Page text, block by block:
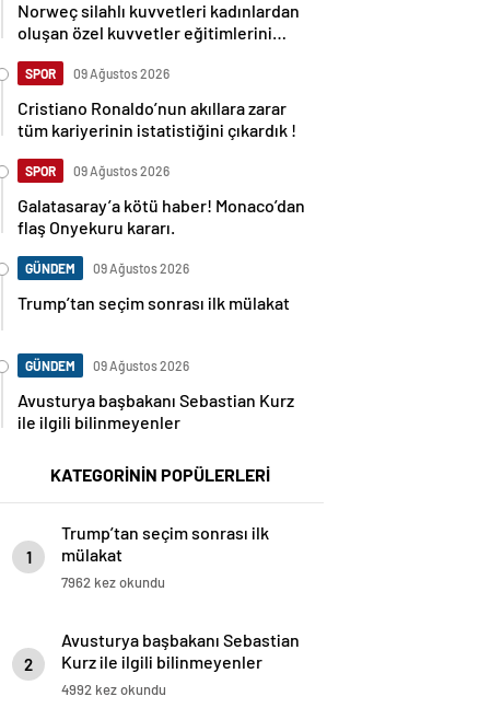
Norweç silahlı kuvvetleri kadınlardan
oluşan özel kuvvetler eğitimlerini
SPOR 09 Ağustos 2026
Cristiano Ronaldo’nun akıllara zarar
tüm kariyerinin istatistiğini çıkardık !
SPOR 09 Ağustos 2026
Galatasaray’a kötü haber! Monaco’dan
flaş Onyekuru kararı.
GÜNDEM 09 Ağustos 2026
Trump’tan seçim sonrası ilk mülakat
GÜNDEM 09 Ağustos 2026
Avusturya başbakanı Sebastian Kurz
ile ilgili bilinmeyenler
KATEGORİNİN POPÜLERLERİ
1
Trump’tan seçim sonrası ilk
mülakat
7962 kez okundu
2
Avusturya başbakanı Sebastian
Kurz ile ilgili bilinmeyenler
4992 kez okundu